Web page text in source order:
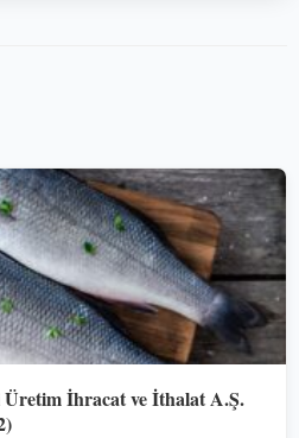
İhracat ve İthalat A.Ş.